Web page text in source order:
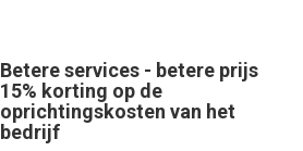
Betere services - betere prijs
15% korting op de
oprichtingskosten van het
bedrijf